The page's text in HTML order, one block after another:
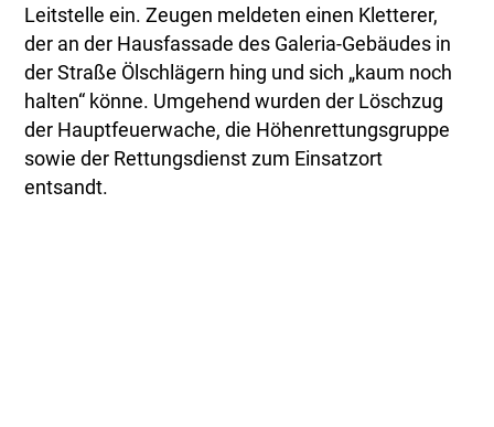
Leitstelle ein. Zeugen meldeten einen Kletterer,
der an der Hausfassade des Galeria-Gebäudes in
der Straße Ölschlägern hing und sich „kaum noch
halten“ könne. Umgehend wurden der Löschzug
der Hauptfeuerwache, die Höhenrettungsgruppe
sowie der Rettungsdienst zum Einsatzort
entsandt.